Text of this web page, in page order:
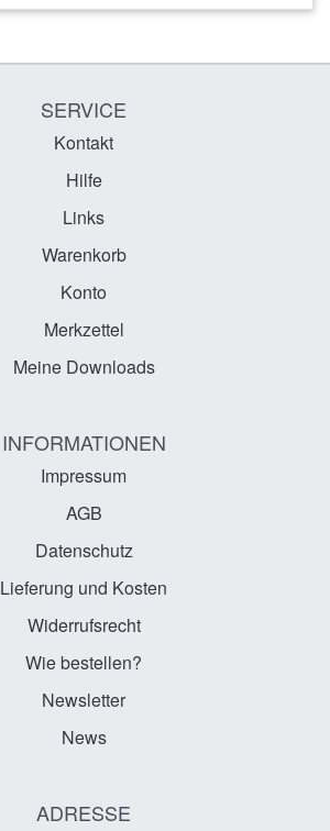
SERVICE
Kontakt
Hilfe
Links
Warenkorb
Konto
Merkzettel
Meine Downloads
INFORMATIONEN
Impressum
AGB
Datenschutz
Lieferung und Kosten
Widerrufsrecht
Wie bestellen?
Newsletter
News
ADRESSE